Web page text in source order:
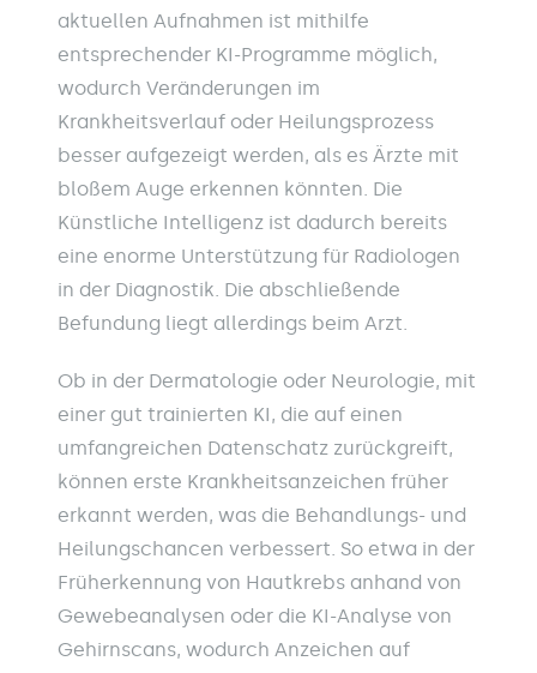
aktuellen Aufnahmen ist mithilfe
entsprechender KI-Programme möglich,
wodurch Veränderungen im
Krankheitsverlauf oder Heilungsprozess
besser aufgezeigt werden, als es Ärzte mit
bloßem Auge erkennen könnten. Die
Künstliche Intelligenz ist dadurch bereits
eine enorme Unterstützung für Radiologen
in der Diagnostik. Die abschließende
Befundung liegt allerdings beim Arzt.
Ob in der Dermatologie oder Neurologie, mit
einer gut trainierten KI, die auf einen
umfangreichen Datenschatz zurückgreift,
können erste Krankheitsanzeichen früher
erkannt werden, was die Behandlungs- und
Heilungschancen verbessert. So etwa in der
Früherkennung von Hautkrebs anhand von
Gewebeanalysen oder die KI-Analyse von
Gehirnscans, wodurch Anzeichen auf